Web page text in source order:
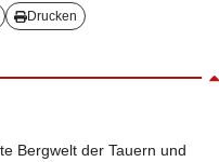
Drucken
Bergwelt der Tauern und